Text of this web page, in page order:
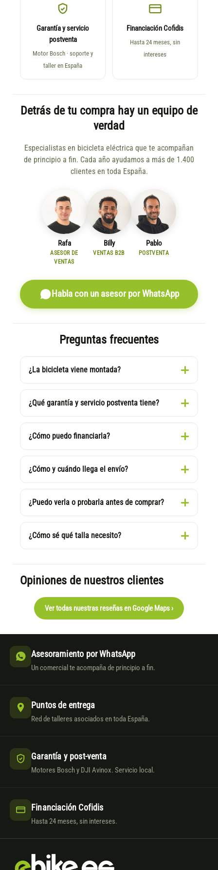
Garantía y servicio
postventa
Motor Bosch · soporte y
taller en España
Financiación Cofidis
Hasta 24 meses, sin
intereses
Detrás de tu compra hay un equipo de
verdad
Especialistas en bicicleta eléctrica que te acompañan
de principio a fin. Cada año ayudamos a más de 1.400
clientes en toda España.
Rafa
ASESOR DE
VENTAS
Billy
VENTAS B2B
Pablo
POSTVENTA
Habla con un asesor por WhatsApp
Preguntas frecuentes
¿La bicicleta viene montada?
¿Qué garantía y servicio postventa tiene?
¿Cómo puedo financiarla?
¿Cómo y cuándo llega el envío?
¿Puedo verla o probarla antes de comprar?
¿Cómo sé qué talla necesito?
Opiniones de nuestros clientes
Ver todas nuestras reseñas en Google Maps ›
Asesoramiento por WhatsApp
Un comercial te acompaña de principio a fin.
Puntos de entrega
Red de talleres asociados en toda España.
Garantía y post-venta
Motores Bosch y DJI Avinox. Servicio local.
Financiación Cofidis
Hasta 24 meses, sin intereses.